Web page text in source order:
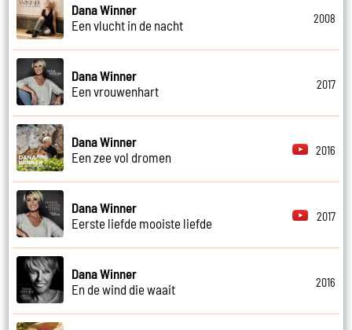
Dana Winner
Een vlucht in de nacht
2008
Dana Winner
Een vrouwenhart
2017
Dana Winner
Een zee vol dromen
2016
Dana Winner
Eerste liefde mooiste liefde
2017
Dana Winner
En de wind die waait
2016